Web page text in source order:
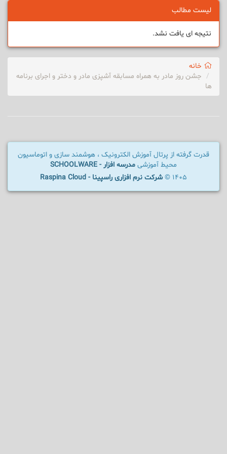
لیست مطالب
نتیجه ای یافت نشد.
خانه
جشن روز مادر به همراه مسابقه آشپزی مادر و دختر و اجرای برنامه
ها
قدرت گرفته از پرتال آموزش الکترونیک ، هوشمند سازی و اتوماسیون
محیط آموزشی مدرسه افزار - SCHOOLWARE
1405 ©
شرکت نرم افزاری راسپینا - Raspina Cloud